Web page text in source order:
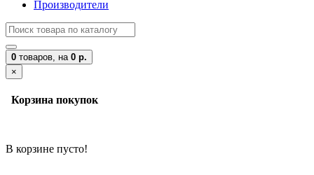
Производители
0 товаров, на 0 р.
×
Корзина покупок
В корзине пусто!